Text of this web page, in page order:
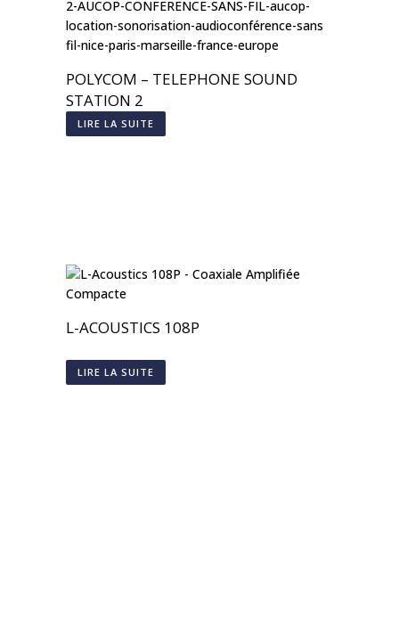
POLYCOM – TELEPHONE SOUND
STATION 2
LIRE LA SUITE
L-ACOUSTICS 108P
LIRE LA SUITE